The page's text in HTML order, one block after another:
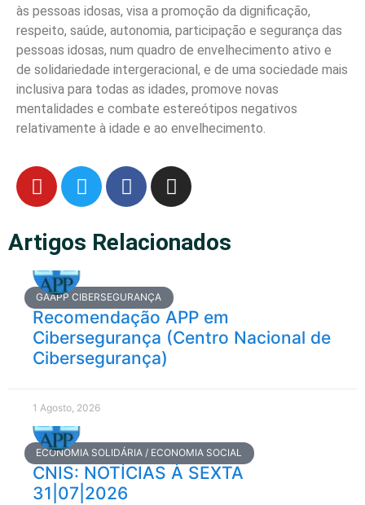
às pessoas idosas, visa a promoção da dignificação,
respeito, saúde, autonomia, participação e segurança das
pessoas idosas, num quadro de envelhecimento ativo e
de solidariedade intergeracional, e de uma sociedade mais
inclusiva para todas as idades, promove novas
mentalidades e combate estereótipos negativos
relativamente à idade e ao envelhecimento.
Artigos Relacionados
GAAPP CIBERSEGURANÇA
Recomendação APP em
Cibersegurança (Centro Nacional de
Cibersegurança)
1 Agosto, 2026
ECONOMIA SOLIDÁRIA / ECONOMIA SOCIAL
CNIS: NOTÍCIAS À SEXTA
31|07|2026